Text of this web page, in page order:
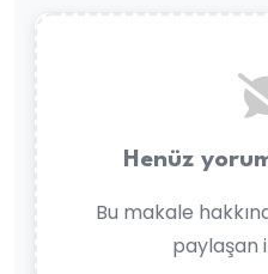
Henüz
Bu makale
paylaşan